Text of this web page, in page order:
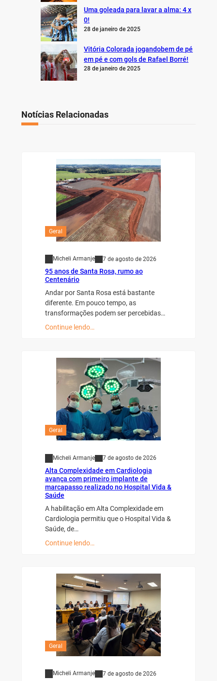
Uma goleada para lavar a alma: 4 x
0!
28 de janeiro de 2025
Vitória Colorada jogandobem de pé
em pé e com gols de Rafael Borré!
28 de janeiro de 2025
Notícias Relacionadas
Geral
Micheli Armanje 7 de agosto de 2026
95 anos de Santa Rosa, rumo ao
Centenário
Andar por Santa Rosa está bastante
diferente. Em pouco tempo, as
transformações podem ser percebidas…
Continue lendo…
Geral
Micheli Armanje 7 de agosto de 2026
Alta Complexidade em Cardiologia
avança com primeiro implante de
marcapasso realizado no Hospital Vida &
Saúde
A habilitação em Alta Complexidade em
Cardiologia permitiu que o Hospital Vida &
Saúde, de…
Continue lendo…
Geral
Micheli Armanje 7 de agosto de 2026